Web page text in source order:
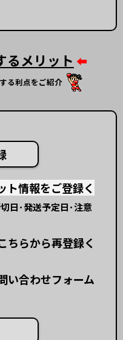
るメリット ⬅︎
る利点をご紹介
録
ト情報をご登録く
日･発送予定日･注意
ちらから再登録く
い合わせフォーム
録